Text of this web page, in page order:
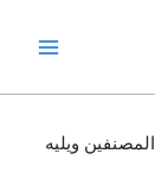
ويليه